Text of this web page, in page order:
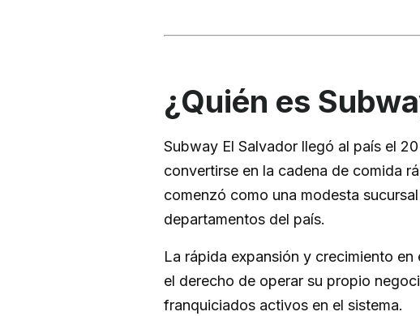
¿Quién es
Subway El Salvador llegó al país el
convertirse en la cadena de comida
comenzó como una modesta
departamentos del país.
La rápida expansión y crecimiento
el derecho de operar su propio
franquiciados activos en el sistema.